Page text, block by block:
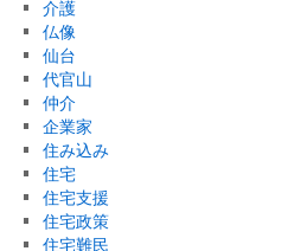
介護
仏像
仙台
代官山
仲介
企業家
住み込み
住宅
住宅支援
住宅政策
住宅難民